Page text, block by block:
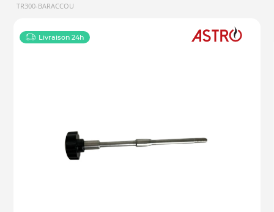
TR300-BARACCOU
Livraison 24h